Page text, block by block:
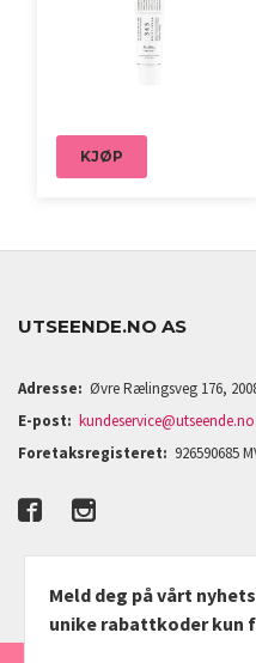
KJØP
UTSEENDE.NO AS
Adresse: Øvre Rælingsveg 176,
E-post: kundeservice@utseende.no
Foretaksregisteret: 926590685
Meld deg på vårt
unike rabattkoder kun